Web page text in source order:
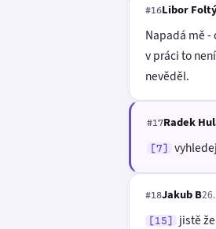
#16Libor
Napadá mě
v práci to
nevěděl.
#17Radek
[7]
#18Jakub B
[15] jistě